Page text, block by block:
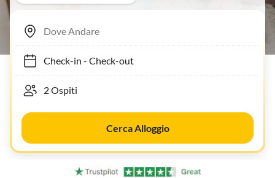
Check-in- Check-out
Cerca Alloggio